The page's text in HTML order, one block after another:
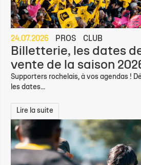
24.07.2026 PROS CLUB
Billetterie, les dates
vente de la saison
Supporters rochelais, à vos agendas !
les dates...
Lire la suite